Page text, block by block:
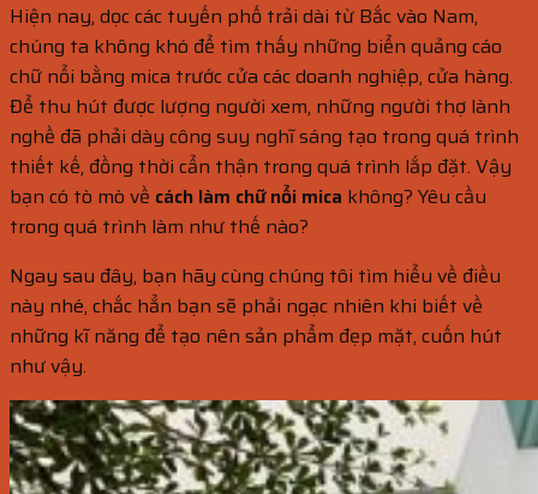
Hiện nay, dọc các tuyến phố trải dài từ Bắc vào Nam,
chúng ta không khó để tìm thấy những biển quảng cáo
chữ nổi bằng mica trước cửa các doanh nghiệp, cửa hàng.
Để thu hút được lượng người xem, những người thợ lành
nghề đã phải dày công suy nghĩ sáng tạo trong quá trình
thiết kế, đồng thời cẩn thận trong quá trình lắp đặt. Vậy
bạn có tò mò về cách làm chữ nổi mica không? Yêu cầu
trong quá trình làm như thế nào?
Ngay sau đây, bạn hãy cùng chúng tôi tìm hiểu về điều
này nhé, chắc hẳn bạn sẽ phải ngạc nhiên khi biết về
những kĩ năng để tạo nên sản phẩm đẹp mặt, cuốn hút
như vậy.